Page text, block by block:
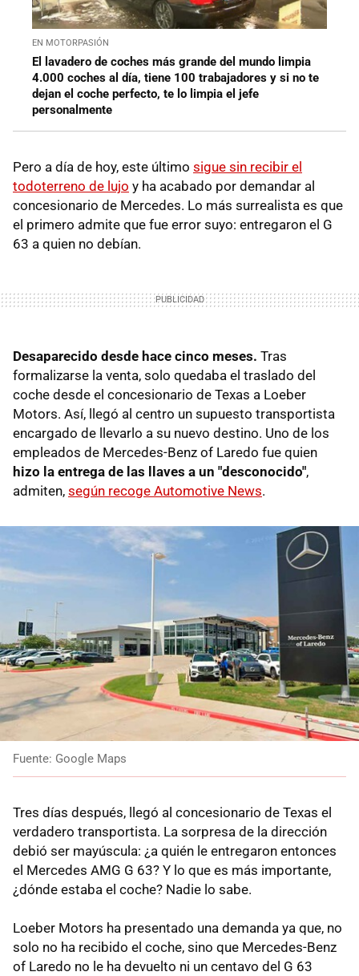
EN MOTORPASIÓN
El lavadero de coches más grande del mundo limpia
4.000 coches al día, tiene 100 trabajadores y si no te
dejan el coche perfecto, te lo limpia el jefe
personalmente
Pero a día de hoy, este último sigue sin recibir el
todoterreno de lujo y ha acabado por demandar al
concesionario de Mercedes. Lo más surrealista es que
el primero admite que fue error suyo: entregaron el G
63 a quien no debían.
Desaparecido desde hace cinco meses. Tras
formalizarse la venta, solo quedaba el traslado del
coche desde el concesionario de Texas a Loeber
Motors. Así, llegó al centro un supuesto transportista
encargado de llevarlo a su nuevo destino. Uno de los
empleados de Mercedes-Benz of Laredo fue quien
hizo la entrega de las llaves a un "desconocido",
admiten, según recoge Automotive News.
Fuente: Google Maps
Tres días después, llegó al concesionario de Texas el
verdadero transportista. La sorpresa de la dirección
debió ser mayúscula: ¿a quién le entregaron entonces
el Mercedes AMG G 63? Y lo que es más importante,
¿dónde estaba el coche? Nadie lo sabe.
Loeber Motors ha presentado una demanda ya que, no
solo no ha recibido el coche, sino que Mercedes-Benz
of Laredo no le ha devuelto ni un centavo del G 63